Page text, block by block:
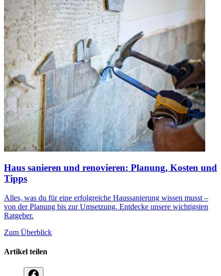
Haus sanieren und renovieren: Planung, Kosten und
Tipps
Alles, was du für eine erfolgreiche Haussanierung wissen musst –
von der Planung bis zur Umsetzung. Entdecke unsere wichtigsten
Ratgeber.
Zum Überblick
Artikel teilen